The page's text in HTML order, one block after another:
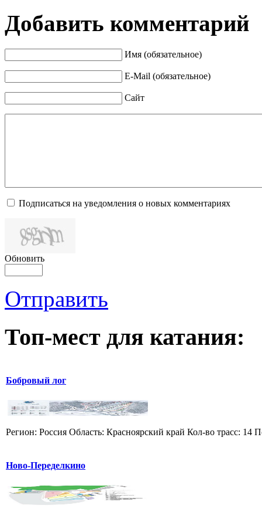
Добавить комментарий
Имя (обязательное)
E-Mail (обязательное)
Сайт
Подписаться на уведомления о новых комментариях
Обновить
Отправить
Топ-мест для катания:
Бобровый лог
Регион: Россия Область: Красноярский край Кол-во трасс:
Ново-Переделкино